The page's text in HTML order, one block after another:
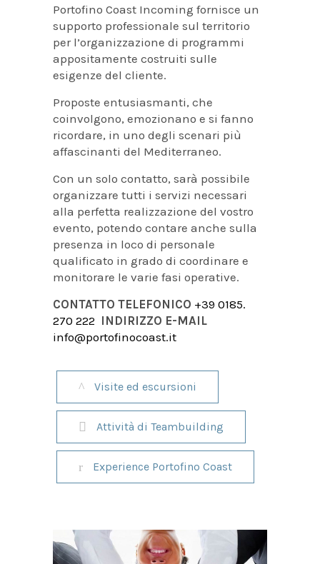
Portofino Coast Incoming fornisce un
supporto professionale sul territorio
per l’organizzazione di programmi
appositamente costruiti sulle
esigenze del cliente.
Proposte entusiasmanti, che
coinvolgono, emozionano e si fanno
ricordare, in uno degli scenari più
affascinanti del Mediterraneo.
Con un solo contatto, sarà possibile
organizzare tutti i servizi necessari
alla perfetta realizzazione del vostro
evento, potendo contare anche sulla
presenza in loco di personale
qualificato in grado di coordinare e
monitorare le varie fasi operative.
CONTATTO TELEFONICO +39 0185.
270 222 INDIRIZZO E-MAIL
info@portofinocoast.it
Visite ed escursioni
Attività di Teambuilding
Experience Portofino Coast